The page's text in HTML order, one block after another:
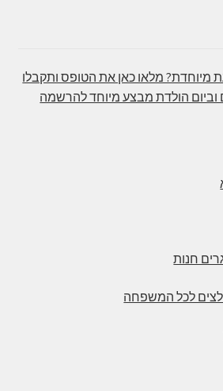
מיוחדת? מלאו כאן את הטופס ותקבלו
הולדת מבצע מיוחד להרשמה
חנות
לכל המשפחה